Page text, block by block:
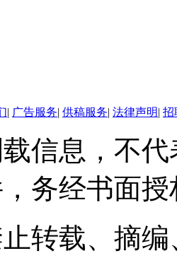
支管理法"，其中
律就是为了和“
为这个小镇在
厘米尾巴被奉
| 广告服务| 供稿服务| 法律声明| 招
信息，不
务经书面授
转载、摘